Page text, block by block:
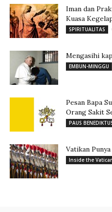
Iman dan
Kuasa
SPIRITUALITAS
Mengasihi
EMBUN-MINGGU
Pesan Bapa
Orang Sakit
PAUS
Vatikan
Inside the